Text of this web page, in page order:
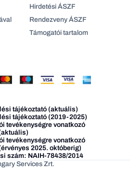
Hirdetési ÁSZF
Rendezveny ÁSZF
Támogatói tartalom
tájékoztató (aktuális)
tájékoztató (2019-2025)
tevékenységre vonatkozó
tevékenységre vonatkozó
2025. októberig)
szám: NAIH-78438/2014
Services Zrt.